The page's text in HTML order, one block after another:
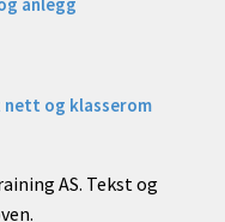
anlegg
nett og klasserom
AS. Tekst og